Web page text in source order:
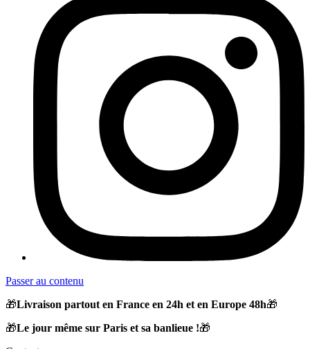
Passer au contenu
🎁Livraison partout en France en 24h et en Europe 48h🎁
🎁Le jour même sur Paris et sa banlieue !🎁